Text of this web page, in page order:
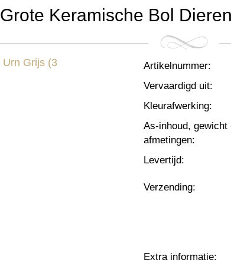
Grote Keramische Bol
Artikelnummer:
Vervaardigd uit:
Kleurafwerking:
As-inhoud, gewicht
afmetingen:
Levertijd:
Verzending:
Extra informatie: